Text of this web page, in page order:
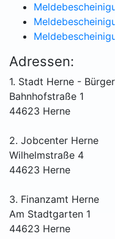
Adressen:
1. Stadt Herne -
Bahnhofstraße 1
44623 Herne
2. Jobcenter Herne
Wilhelmstraße 4
44623 Herne
3. Finanzamt Herne
Am Stadtgarten 1
44623 Herne